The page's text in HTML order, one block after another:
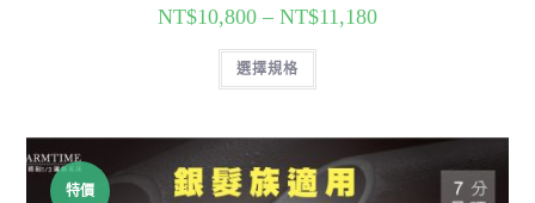
NT$10,800 – NT$11,180
選擇規格
特價